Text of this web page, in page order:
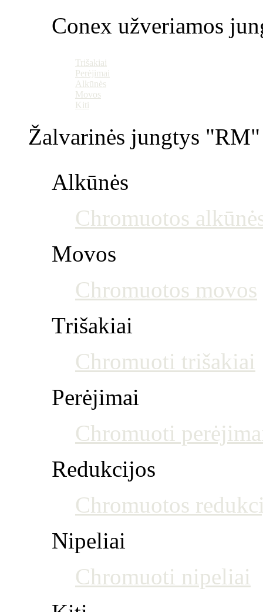
Conex užveriamos
Trišakiai
Perėjimai
Alkūnės
Movos
Kiti
Žalvarinės jungtys
Alkūnės
Chromuotos
Movos
Chromuotos movos
Trišakiai
Chromuoti trišakiai
Perėjimai
Chromuoti
Redukcijos
Chromuotos
Nipeliai
Chromuoti nipeliai